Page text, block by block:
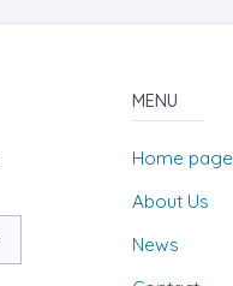
MENU
Home page
About Us
News